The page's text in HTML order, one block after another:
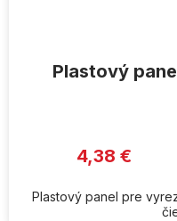
Plastový
4,38 €
Plastový panel pre